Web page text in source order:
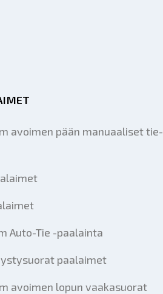
avoimen pään manuaaliset tie-
Auto-Tie -paalainta
paalaimet
avoimen lopun vaakasuorat